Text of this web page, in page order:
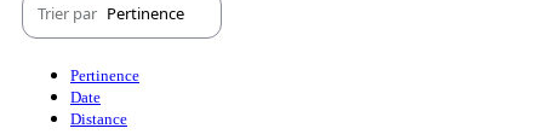
Trier par Pertinence
Pertinence
Date
Distance